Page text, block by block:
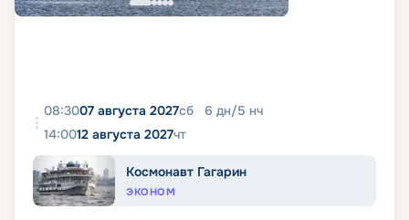
08:3007 августа 2027сб 6 дн/5 нч
14:0012 августа 2027чт
Космонавт Гагарин
ЭКОНОМ